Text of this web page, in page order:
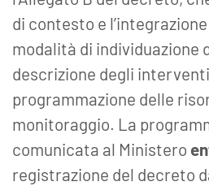
di contesto e
modalità di individuazione
descrizione degli
programmazione delle
monitoraggio. La
comunicata al Ministero
registrazione del decreto